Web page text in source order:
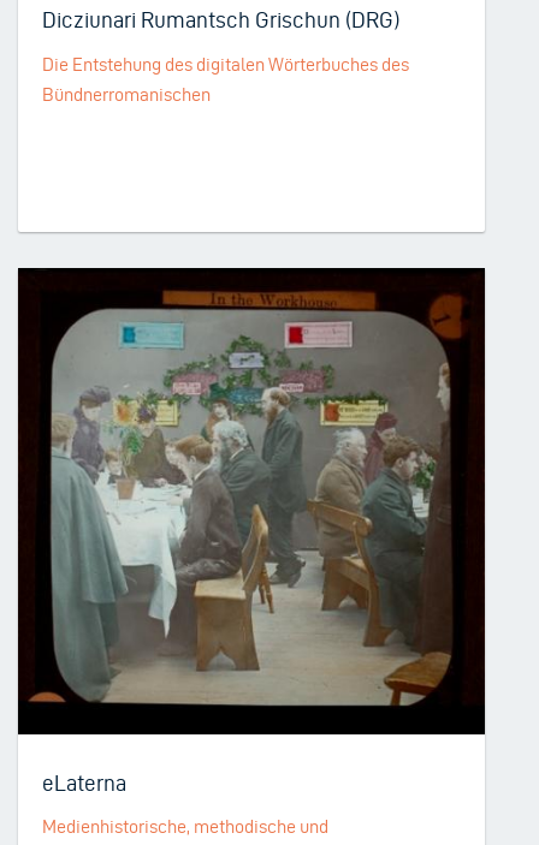
Dicziunari Rumantsch Grischun (DRG)
Die Entstehung des digitalen Wörterbuches des
Bündnerromanischen
eLaterna
Medienhistorische, methodische und